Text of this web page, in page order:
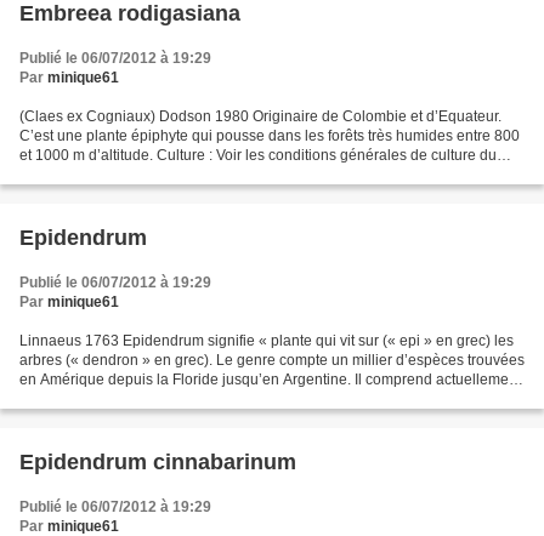
Embreea rodigasiana
Publié le 06/07/2012 à 19:29
Par minique61
(Claes ex Cogniaux) Dodson 1980 Originaire de Colombie et d’Equateur.
C’est une plante épiphyte qui pousse dans les forêts très humides entre 800
et 1000 m d’altitude. Culture : Voir les conditions générales de culture du
Epidendrum
Publié le 06/07/2012 à 19:29
Par minique61
Linnaeus 1763 Epidendrum signifie « plante qui vit sur (« epi » en grec) les
arbres (« dendron » en grec). Le genre compte un millier d’espèces trouvées
en Amérique depuis la Floride jusqu’en Argentine. Il comprend actuellement
Epidendrum cinnabarinum
Publié le 06/07/2012 à 19:29
Par minique61